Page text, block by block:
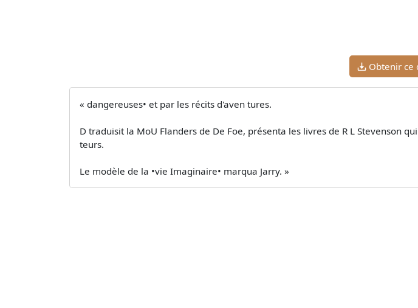
Obtenir ce
« dangereuses• et par les récits d'aven­ tures.
D traduisit la MoU Flanders de De Foe, présenta les livres de R L
teurs.
Le modèle de la •vie Imaginaire• marqua Jarry. »